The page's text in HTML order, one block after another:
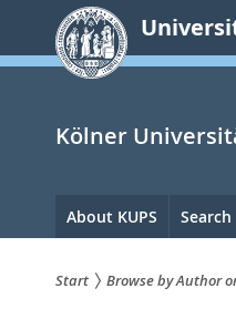
springen
Kölner
Hauptnavigation
About KUPS Search
Start Browse by Author